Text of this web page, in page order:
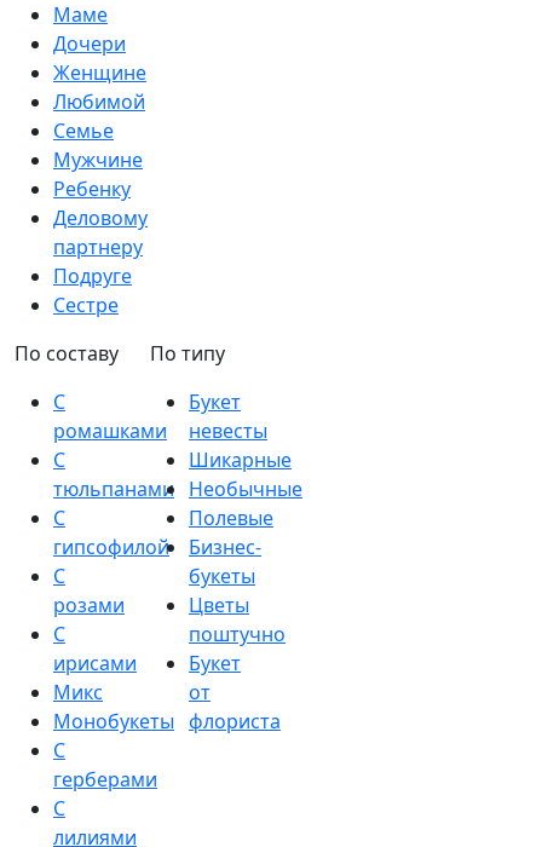
Маме
Дочери
Женщине
Любимой
Семье
Мужчине
Ребенку
Деловому
партнеру
Подруге
Сестре
По составу
С
ромашками
С
тюльпанами
С
гипсофилой
С
розами
С
ирисами
Микс
Монобукеты
С
герберами
С
лилиями
По типу
Букет
невесты
Шикарные
Необычные
Полевые
Бизнес-
букеты
Цветы
поштучно
Букет
от
флориста